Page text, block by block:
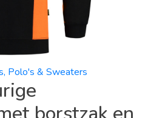
Polo's & Sweaters